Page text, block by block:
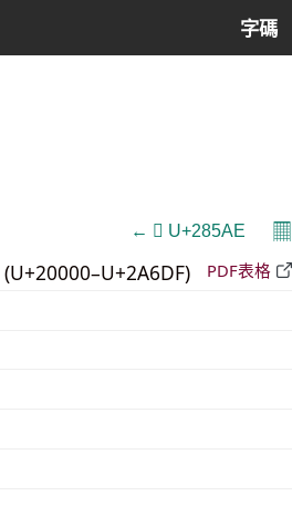
字碼
← 𨖮 U+285AE 𝄜
(U+20000–U+2A6DF) PDF表格